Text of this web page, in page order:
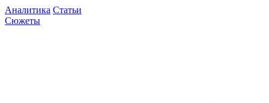
Аналитика Статьи
Сюжеты